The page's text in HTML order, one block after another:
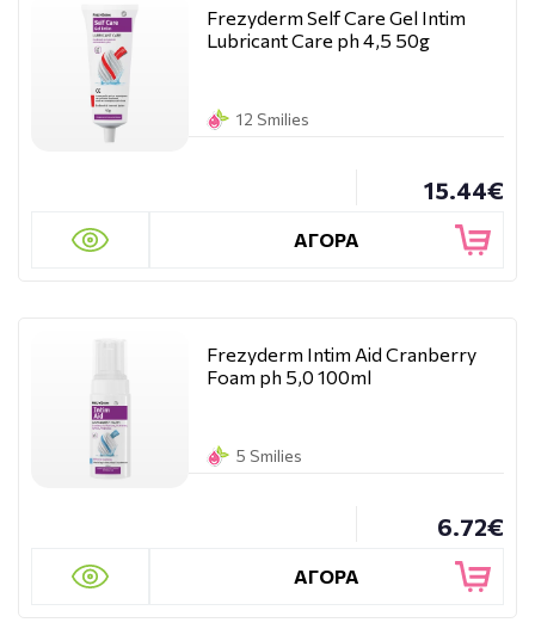
Frezyderm Self Care Gel Intim
Lubricant Care ph 4,5 50g
12 Smilies
15.44€
ΑΓΟΡΑ
Frezyderm Intim Aid Cranberry
Foam ph 5,0 100ml
5 Smilies
6.72€
ΑΓΟΡΑ